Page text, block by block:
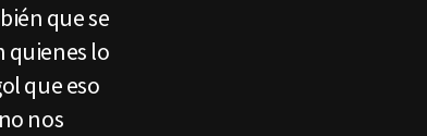
que se
quienes lo
que eso
nos